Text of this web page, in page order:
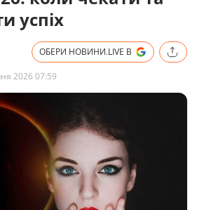
успіх
ОБЕРИ НОВИНИ.LIVE В
2026 07:59